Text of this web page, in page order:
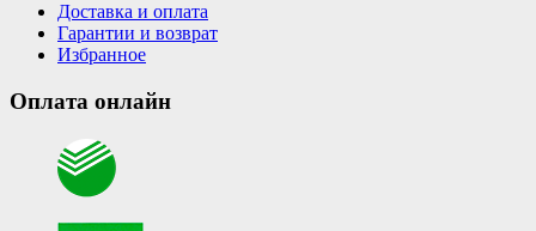
Доставка и оплата
Гарантии и возврат
Избранное
Оплата онлайн